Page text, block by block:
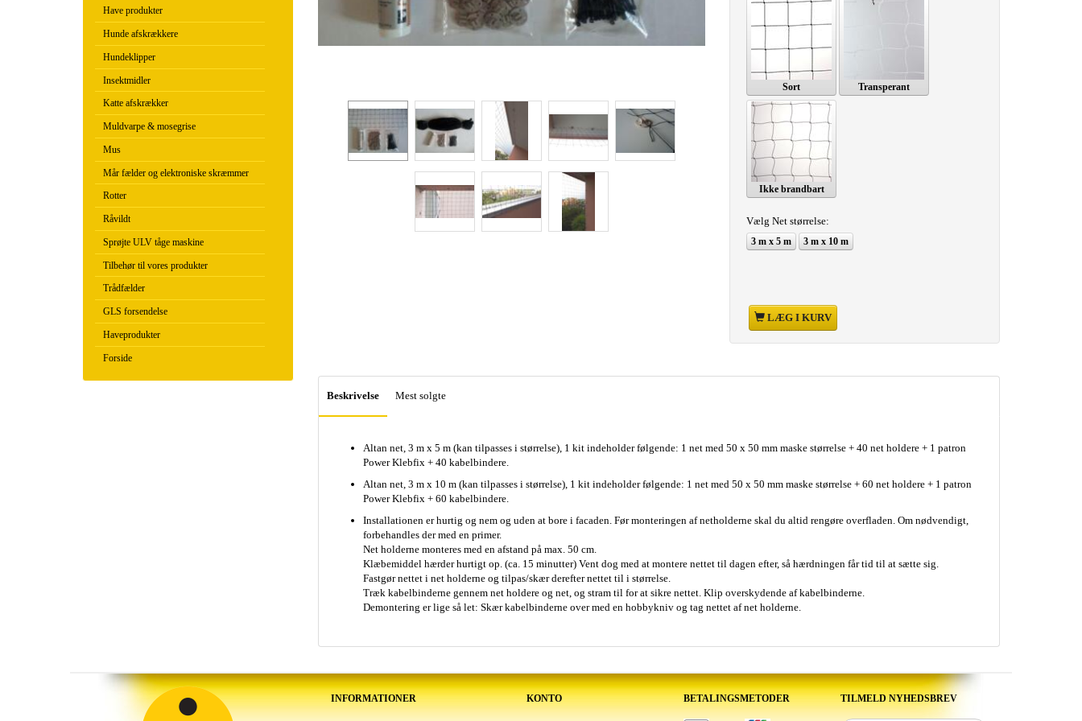
Have produkter
Hunde afskrækkere
Hundeklipper
Insektmidler
Katte afskrækker
Muldvarpe & mosegrise
Mus
Mår fælder og elektroniske skræmmer
Rotter
Råvildt
Sprøjte ULV tåge maskine
Tilbehør til vores produkter
Trådfælder
GLS forsendelse
Haveprodukter
Forside
Sort Transperant
Ikke brandbart
Vælg Net størrelse:
3 m x 5 m 3 m x 10 m
LÆG I KURV
Beskrivelse Mest solgte
Altan net, 3 m x 5 m (kan tilpasses i størrelse), 1 kit indeholder følgende: 1 net med 50 x 50 mm maske størrelse + 40 net holdere + 1 patron
Power Klebfix + 40 kabelbindere.
Altan net, 3 m x 10 m (kan tilpasses i størrelse), 1 kit indeholder følgende: 1 net med 50 x 50 mm maske størrelse + 60 net holdere + 1 patron
Power Klebfix + 60 kabelbindere.
Installationen er hurtig og nem og uden at bore i facaden. Før monteringen af netholderne skal du altid rengøre overfladen. Om nødvendigt,
forbehandles der med en primer.
Net holderne monteres med en afstand på max. 50 cm.
Klæbemiddel hærder hurtigt op. (ca. 15 minutter) Vent dog med at montere nettet til dagen efter, så hærdningen får tid til at sætte sig.
Fastgør nettet i net holderne og tilpas/skær derefter nettet til i størrelse.
Træk kabelbinderne gennem net holdere og net, og stram til for at sikre nettet. Klip overskydende af kabelbinderne.
Demontering er lige så let: Skær kabelbinderne over med en hobbykniv og tag nettet af net holderne.
INFORMATIONER KONTO BETALINGSMETODER TILMELD NYHEDSBREV